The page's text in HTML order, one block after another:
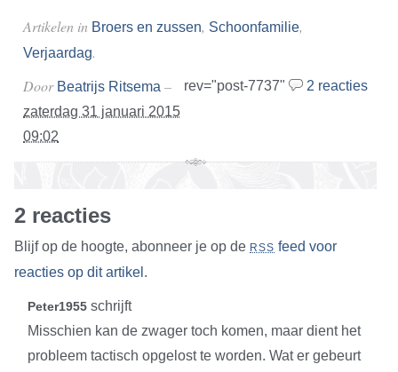
Artikelen in Broers en zussen, Schoonfamilie,
Verjaardag.
rev="post-7737" 2 reacties
Door Beatrijs Ritsema –
zaterdag 31 januari 2015
09:02
2 reacties
Blijf op de hoogte, abonneer je op de RSS feed voor
reacties op dit artikel .
Peter1955 schrijft
Misschien kan de zwager toch komen, maar dient het
probleem tactisch opgelost te worden. Wat er gebeurt